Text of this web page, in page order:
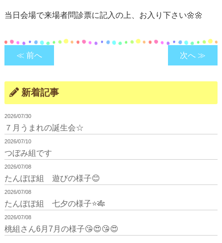
当日会場で来場者問診票に記入の上、お入り下さい🌼🌼
≪ 前へ 次へ ≫
新着記事
2026/07/30
７月うまれの誕生会☆
2026/07/10
つぼみ組です
2026/07/08
たんぽぽ組 遊びの様子😊
2026/07/08
たんぽぽ組 七夕の様子⭐🎋
2026/07/08
桃組さん6月7月の様子😘😍😘😍